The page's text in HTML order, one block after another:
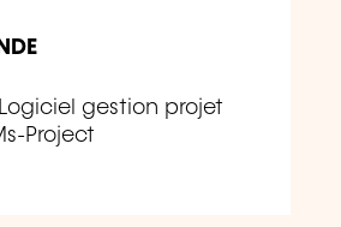
gestion projet
Project